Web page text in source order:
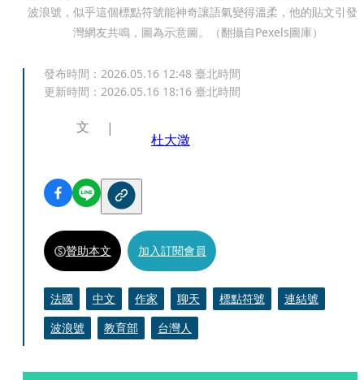
波浪號，似乎這個標點符號能神奇讓語氣變得溫柔，他的貼文引發
灣網友共鳴，圖為示意圖。（翻攝自Pexels圖庫）
發布時間： 2026.05.16 12:48 臺北時間
更新時間： 2026.05.16 18:16 臺北時間
文
杜大澂
贊助本文 加入訂閱會員
法國 中文 作家 聊天 標點符號
連結號
波浪號
教育部 台灣人